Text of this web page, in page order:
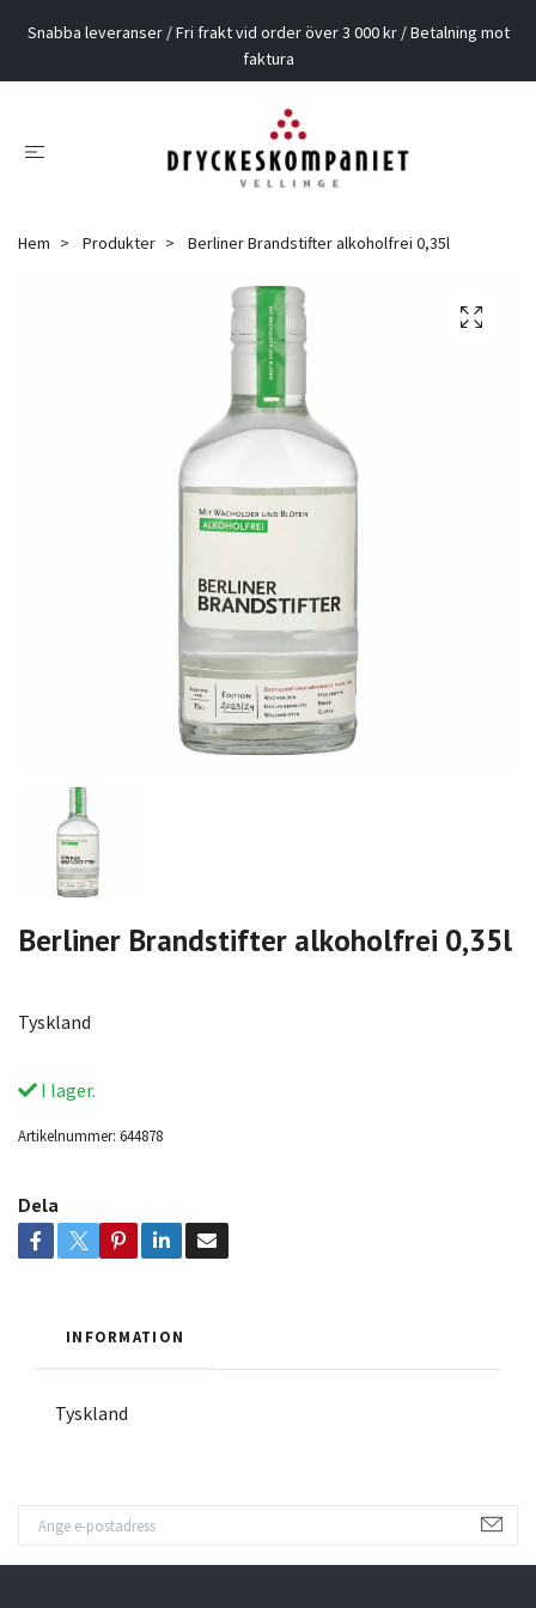
Snabba leveranser / Fri frakt vid order över 3 000 kr / Betalning mot
faktura
Hem Produkter Berliner Brandstifter alkoholfrei 0,35l
Berliner Brandstifter alkoholfrei 0,35l
Tyskland
I lager.
Artikelnummer: 644878
Dela
INFORMATION
Tyskland